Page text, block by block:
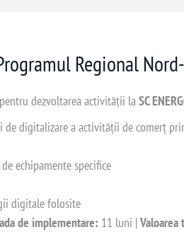
Regional
dezvoltarea activității laSC
de digitalizare a activității de comerț
echipamente specifice
digitale folosite
de implementare: 11 luni |